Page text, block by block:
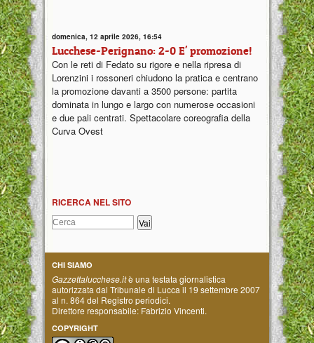
domenica, 12 aprile 2026, 16:54
Lucchese-Perignano: 2-0 E' promozione!
Con le reti di Fedato su rigore e nella ripresa di
Lorenzini i rossoneri chiudono la pratica e centrano
la promozione davanti a 3500 persone: partita
dominata in lungo e largo con numerose occasioni
e due pali centrati. Spettacolare coreografia della
Curva Ovest
RICERCA NEL SITO
CHI SIAMO
Gazzettalucchese.itè una testata giornalistica
autorizzata dal Tribunale di Lucca il 19 settembre 2007
al n. 864 del Registro periodici.
Direttore responsabile: Fabrizio Vincenti.
COPYRIGHT